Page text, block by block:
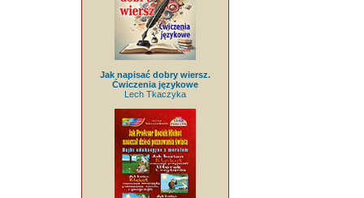
Jak napisać dobry wiersz.
Ćwiczenia językowe
Lech Tkaczyka